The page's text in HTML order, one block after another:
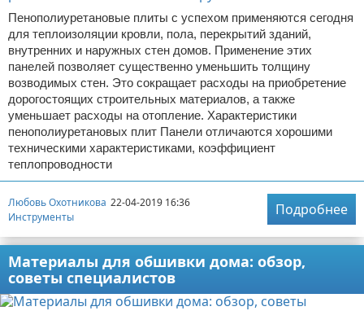
Пенополиуретановые плиты с успехом применяются сегодня
для теплоизоляции кровли, пола, перекрытий зданий,
внутренних и наружных стен домов. Применение этих
панелей позволяет существенно уменьшить толщину
возводимых стен. Это сокращает расходы на приобретение
дорогостоящих строительных материалов, а также
уменьшает расходы на отопление. Характеристики
пенополиуретановых плит Панели отличаются хорошими
техническими характеристиками, коэффициент
теплопроводности
Любовь Охотникова 22-04-2019 16:36
Инструменты
Подробнее
Материалы для обшивки дома: обзор,
советы специалистов